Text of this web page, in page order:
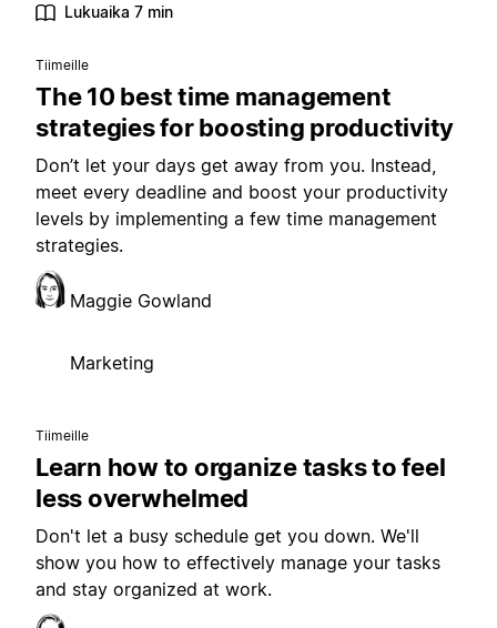
Lukuaika 7 min
Tiimeille
The 10 best time management
strategies for boosting productivity
Don’t let your days get away from you. Instead,
meet every deadline and boost your productivity
levels by implementing a few time management
strategies.
Maggie Gowland
Marketing
Tiimeille
Learn how to organize tasks to feel
less overwhelmed
Don't let a busy schedule get you down. We'll
show you how to effectively manage your tasks
and stay organized at work.